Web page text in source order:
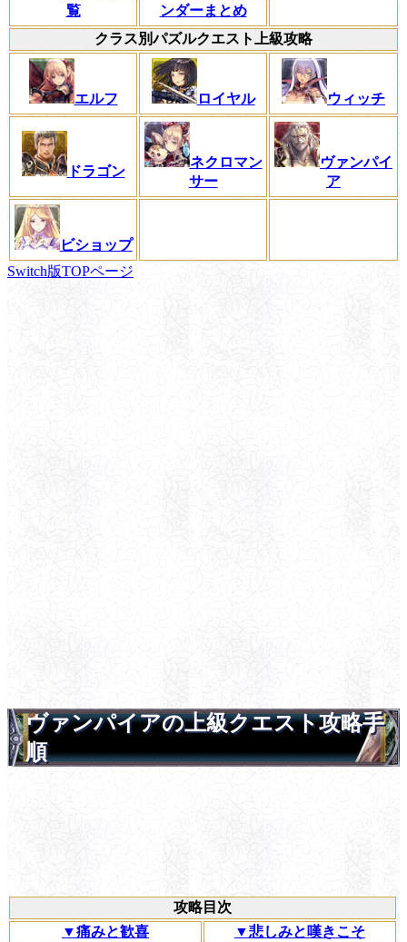
覧
ンダーまとめ
クラス別パズルクエスト上級攻略
エルフ ロイヤル ウィッチ
ドラゴン
ネクロマン
サー
ヴァンパイ
ア
ビショップ
Switch版TOPページ
ヴァンパイアの上級クエスト攻略手
順
攻略目次
▼痛みと歓喜
▼悲しみと嘆きこそ